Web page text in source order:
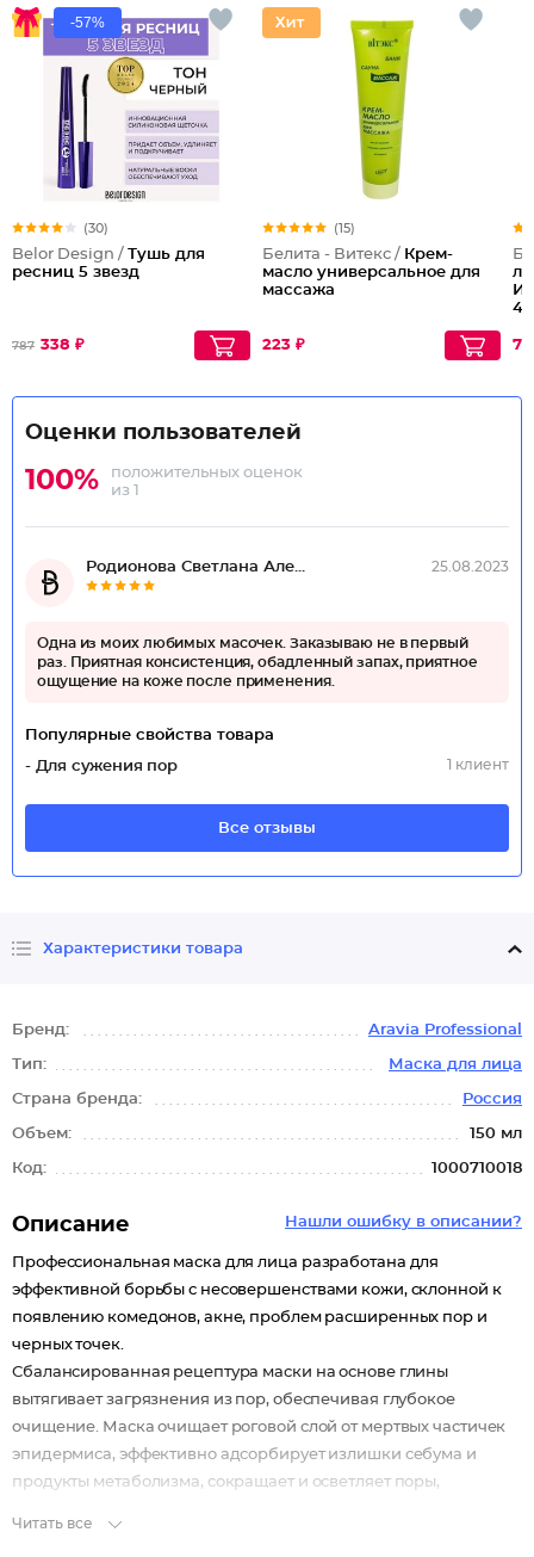
-57%
(30)
Belor Design / Тушь для
ресниц 5 звезд
787 338 ₽
(15)
Белита - Витекс / Крем-
масло универсальное для
массажа
223 ₽
Оценки пользователей
100%
положительных оценок
из 1
Родионова Светлана Але... 25.08.2023
Одна из моих любимых масочек. Заказываю не в первый
раз. Приятная консистенция, обадленный запах, приятное
ощущение на коже после применения.
Популярные свойства товара
- Для сужения пор
1 клиент
Все отзывы
Характеристики товара
Бренд: Aravia Professional
Тип: Маска для лица
Страна бренда: Россия
Объем: 150 мл
Код: 1000710018
Нашли ошибку в описании?
Описание
Профессиональная маска для лица разработана для
эффективной борьбы с несовершенствами кожи, склонной к
появлению комедонов, акне, проблем расширенных пор и
черных точек.
Сбалансированная рецептура маски на основе глины
вытягивает загрязнения из пор, обеспечивая глубокое
очищение. Маска очищает роговой слой от мертвых частичек
эпидермиса, эффективно адсорбирует излишки себума и
продукты метаболизма, сокращает и осветляет поры,
Читать все